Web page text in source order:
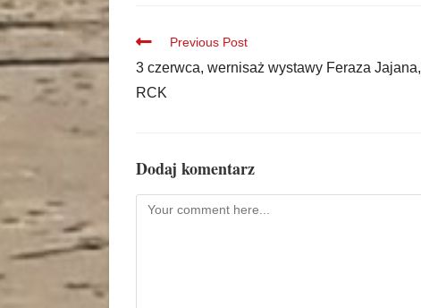
Previous Post
3 czerwca, wernisaż wystawy Feraza Jajana,
RCK
Dodaj komentarz